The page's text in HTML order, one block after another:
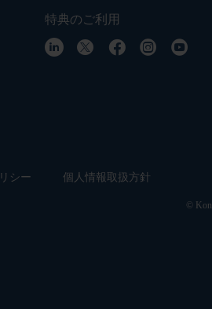
特典のご利用
シー 個人情報取扱方針
©